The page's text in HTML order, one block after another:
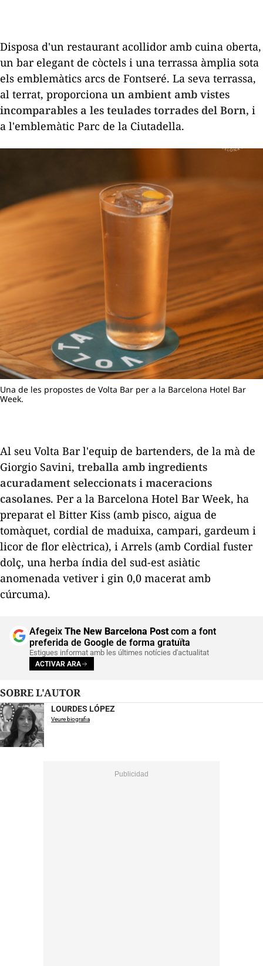
Disposa d'un restaurant acollidor amb cuina oberta,
un bar elegant de còctels i una terrassa àmplia sota
els emblemàtics arcs de Fontseré. La seva terrassa,
al terrat, proporciona un ambient amb vistes
incomparables a les teulades torrades del Born, i
a l'emblemàtic Parc de la Ciutadella.
Una de les propostes de Volta Bar per a la Barcelona Hotel Bar
Week.
Al seu Volta Bar l'equip de bartenders, de la mà de
Giorgio Savini, treballa amb ingredients
acuradament seleccionats i maceracions
casolanes. Per a la Barcelona Hotel Bar Week, ha
preparat el Bitter Kiss (amb pisco, aigua de
tomàquet, cordial de maduixa, campari, gardeum i
licor de flor elèctrica), i Arrels (amb Cordial fuster
dolç, una herba índia del sud-est asiàtic
anomenada vetiveri gin 0,0 macerat amb
cúrcuma).
Afegeix The New Barcelona Postcom a font
preferida de Google de forma gratuïta
Estigues informat amb les últimes notícies d'actualitat
ACTIVAR ARA
SOBRE L'AUTOR
LOURDES LÓPEZ
Veure biografia